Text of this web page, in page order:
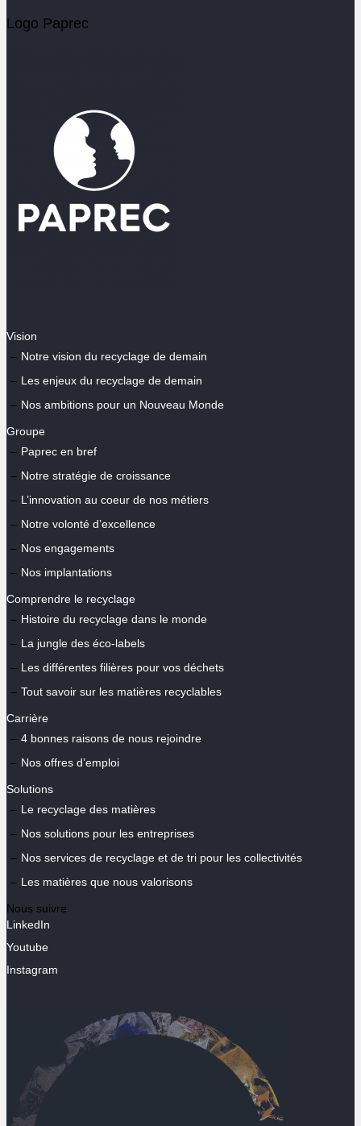
Logo Paprec
Vision
Notre vision du recyclage de demain
Les enjeux du recyclage de demain
Nos ambitions pour un Nouveau Monde
Groupe
Paprec en bref
Notre stratégie de croissance
L’innovation au coeur de nos métiers
Notre volonté d’excellence
Nos engagements
Nos implantations
Comprendre le recyclage
Histoire du recyclage dans le monde
La jungle des éco-labels
Les différentes filières pour vos déchets
Tout savoir sur les matières recyclables
Carrière
4 bonnes raisons de nous rejoindre
Nos offres d’emploi
Solutions
Le recyclage des matières
Nos solutions pour les entreprises
Nos services de recyclage et de tri pour les collectivités
Les matières que nous valorisons
Nous suivre
LinkedIn
Youtube
Instagram